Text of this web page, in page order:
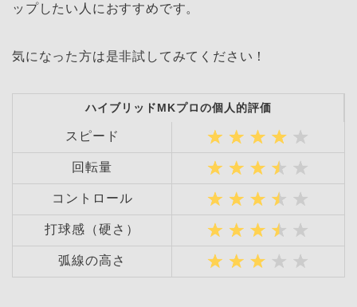
ップしたい人におすすめです。
気になった方は是非試してみてください！
ハイブリッドMKプロの個人的評価
スピード
回転量
コントロール
打球感（硬さ）
弧線の高さ